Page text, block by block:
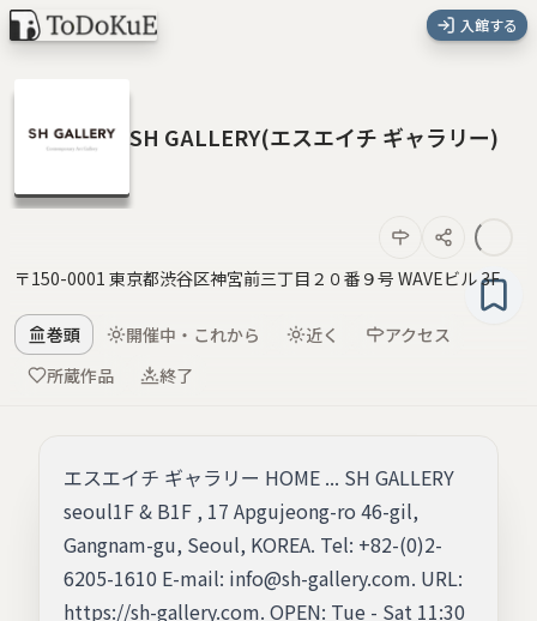
入館する
SH GALLERY(エスエイチ ギャラリー)
〒150-0001 東京都渋谷区神宮前三丁目２０番９号 WAVEビル 3F
巻頭 開催中・これから 近く
アクセス
所蔵作品
終了
エスエイチ ギャラリー HOME ... SH GALLERY
seoul1F & B1F , 17 Apgujeong-ro 46-gil,
Gangnam-gu, Seoul, KOREA. Tel: +82-(0)2-
6205-1610 E-mail: info@sh-gallery.com. URL:
https://sh-gallery.com. OPEN: Tue - Sat 11:30